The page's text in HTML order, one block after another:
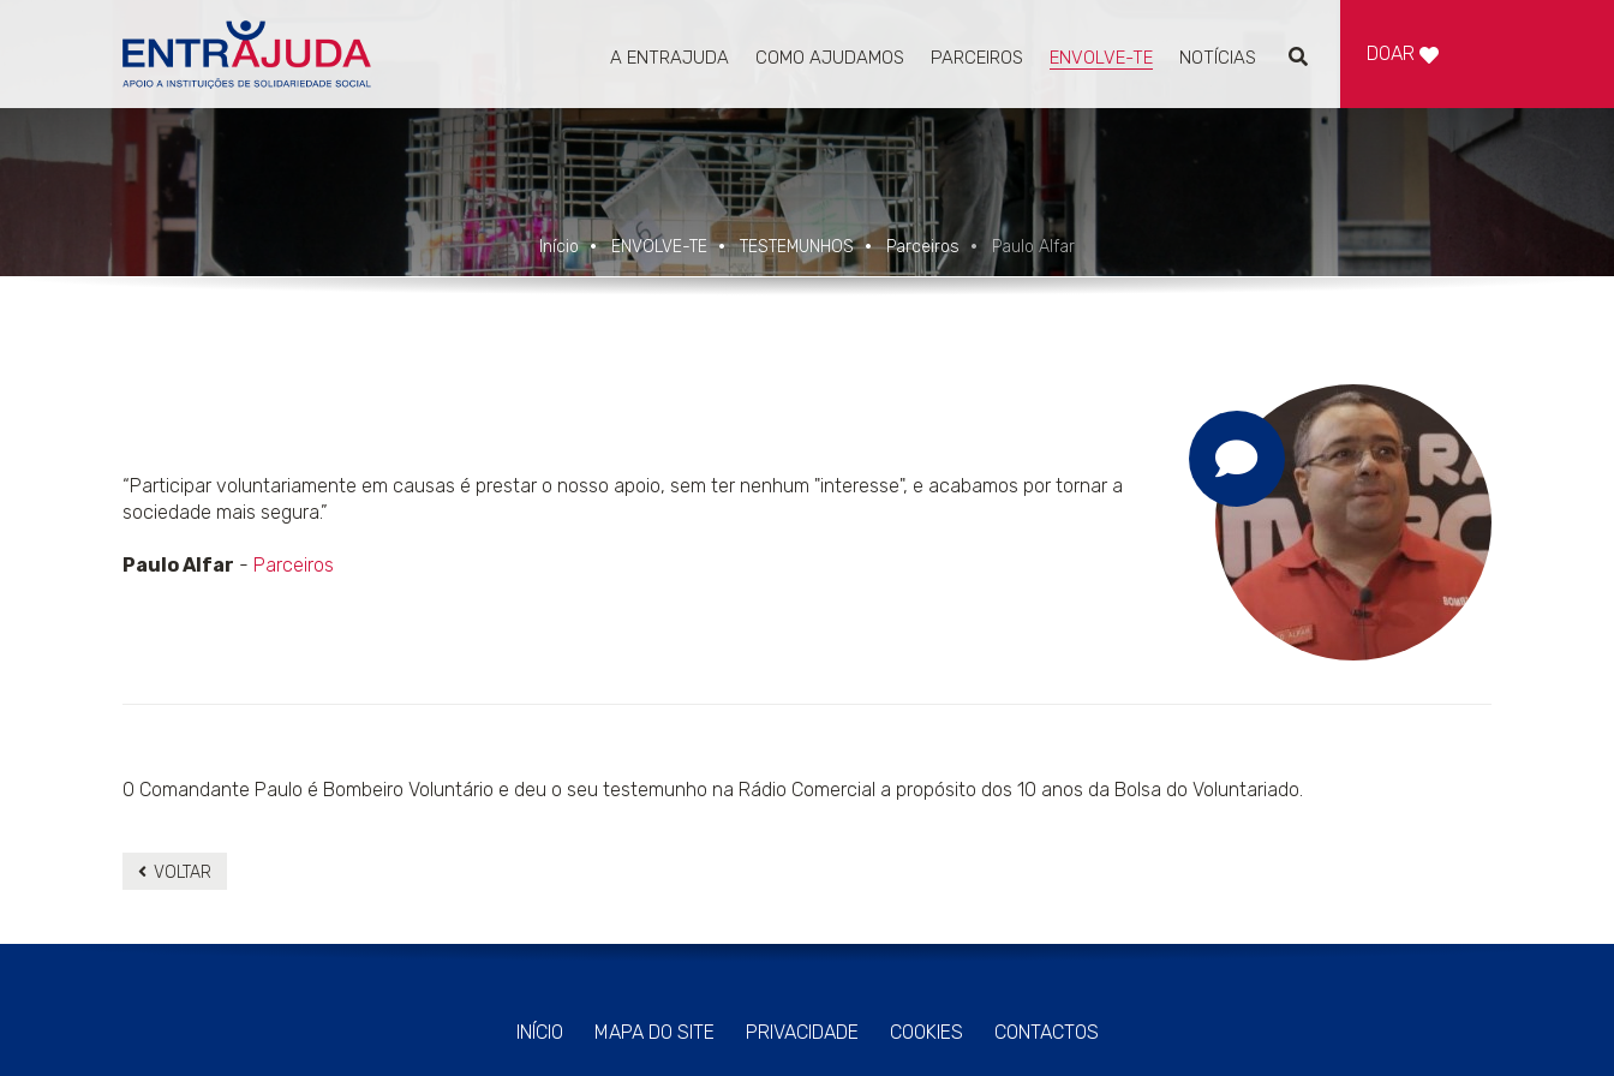
A ENTRAJUDA COMO AJUDAMOS PARCEIROS ENVOLVE-TE NOTÍCIAS DOAR
Início ENVOLVE-TE TESTEMUNHOS Parceiros Paulo Alfar
“Participar voluntariamente em causas é prestar o nosso apoio, sem ter nenhum "interesse", e acabamos por tornar a
sociedade mais segura.”
Paulo Alfar - Parceiros
O Comandante Paulo é Bombeiro Voluntário e deu o seu testemunho na Rádio Comercial a propósito dos 10 anos da Bolsa do Voluntariado.
VOLTAR
INÍCIO MAPA DO SITE PRIVACIDADE COOKIES CONTACTOS